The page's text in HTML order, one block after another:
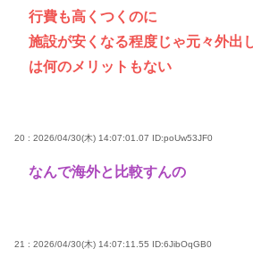
行費も高くつくのに
施設が安くなる程度じゃ元々外出
は何のメリットもない
20 : 2026/04/30(木) 14:07:01.07 ID:poUw53JF0
なんで海外と比較すんの
21 : 2026/04/30(木) 14:07:11.55 ID:6JibOqGB0